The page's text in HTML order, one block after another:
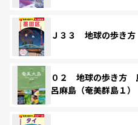
Ｊ３３ 地球の歩き
０２ 地球の歩き
呂麻島（奄美群島１